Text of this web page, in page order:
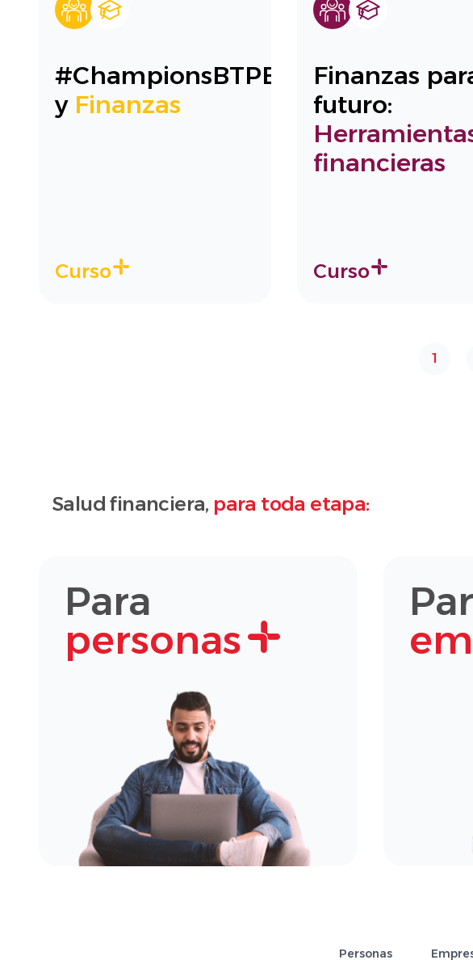
#ChampionsBTPBanca
y Finanzas
Curso
Finanzas
futuro:
financieras
Curso
1
Salud financiera, para toda etapa:
Para
personas
Personas